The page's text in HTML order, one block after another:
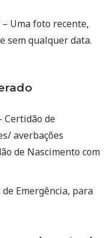
Uma foto recente,
sem qualquer data.
Certidão de
averbações
de Nascimento com
Emergência, para